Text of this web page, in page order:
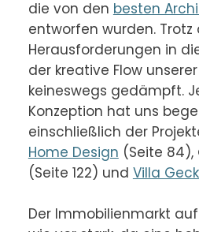
die von den besten
entworfen wurden. Trotz
Herausforderungen in
der kreative Flow
keineswegs gedämpft.
Konzeption hat uns
einschließlich der
Home Design (Seite 84),
(Seite 122) und Villa
Der Immobilienmarkt